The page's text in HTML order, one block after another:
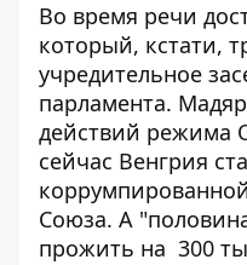
Во время речи
который, кстати,
учредительное
парламента.
действий режима
сейчас Венгрия
Союза. А
прожить на 300